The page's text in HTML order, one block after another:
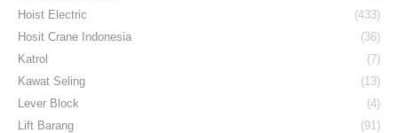
Hoist Electric
(433)
Hosit Crane Indonesia
(36)
Katrol
(7)
Kawat Seling
(13)
Lever Block
(4)
Lift Barang
(91)